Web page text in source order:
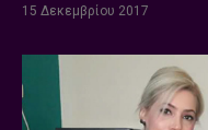
15 Δεκεμβρίου 2017